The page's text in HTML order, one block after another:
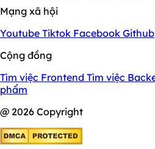
Mạng xã hội
Youtube Tiktok Facebook Github
Cộng đồng
Tìm việc Frontend Tìm việc
phẩm
@ 2026 Copyright